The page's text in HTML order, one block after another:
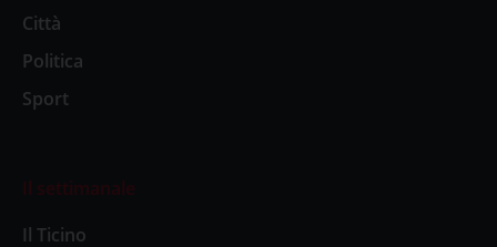
Città
Politica
Sport
Il settimanale
Il Ticino